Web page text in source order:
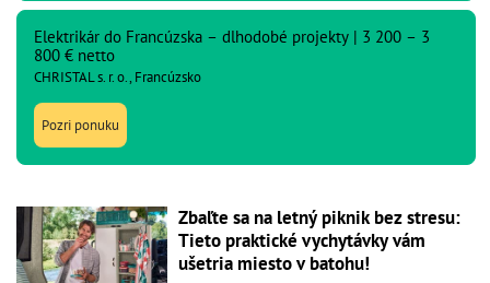
Elektrikár do Francúzska – dlhodobé projekty | 3 200 – 3
800 € netto
CHRISTAL s. r. o., Francúzsko
Pozri ponuku
Zbaľte sa na letný piknik bez stresu:
Tieto praktické vychytávky vám
ušetria miesto v batohu!